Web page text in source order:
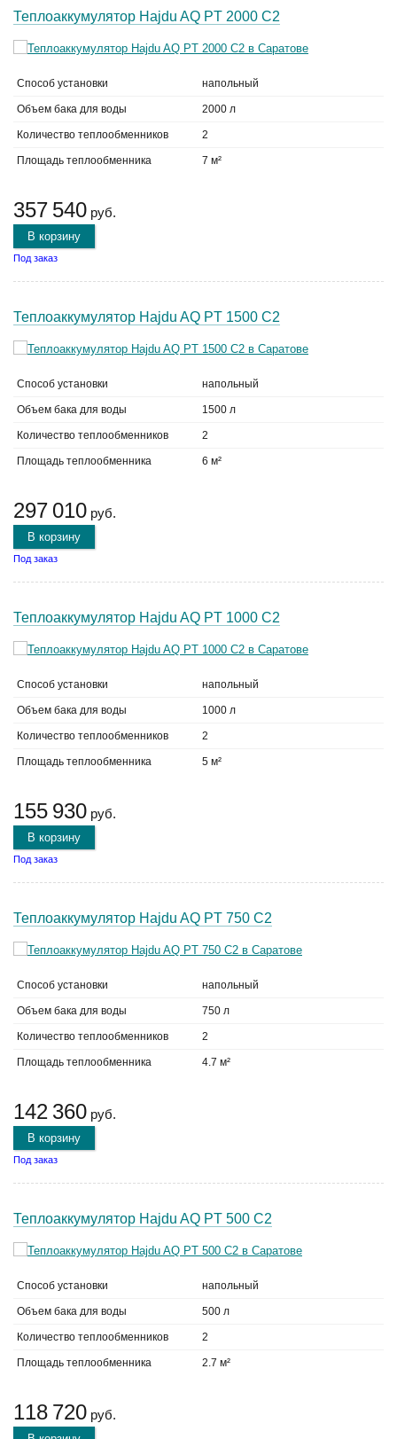
Теплоаккумулятор Hajdu AQ PT 2000 C2
Способ установки напольный
Объем бака для воды 2000 л
Количество теплообменников 2
Площадь теплообменника 7 м²
357 540 руб.
В корзину
Под заказ
Теплоаккумулятор Hajdu AQ PT 1500 C2
Способ установки напольный
Объем бака для воды 1500 л
Количество теплообменников 2
Площадь теплообменника 6 м²
297 010 руб.
В корзину
Под заказ
Теплоаккумулятор Hajdu AQ PT 1000 C2
Способ установки напольный
Объем бака для воды 1000 л
Количество теплообменников 2
Площадь теплообменника 5 м²
155 930 руб.
В корзину
Под заказ
Теплоаккумулятор Hajdu AQ PT 750 C2
Способ установки напольный
Объем бака для воды 750 л
Количество теплообменников 2
Площадь теплообменника 4.7 м²
142 360 руб.
В корзину
Под заказ
Теплоаккумулятор Hajdu AQ PT 500 C2
Способ установки напольный
Объем бака для воды 500 л
Количество теплообменников 2
Площадь теплообменника 2.7 м²
118 720 руб.